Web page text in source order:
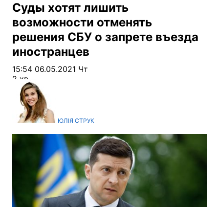
Суды хотят лишить
возможности отменять
решения СБУ о запрете въезда
иностранцев
15:54 06.05.2021 Чт
2 хв
ЮЛІЯ СТРУК